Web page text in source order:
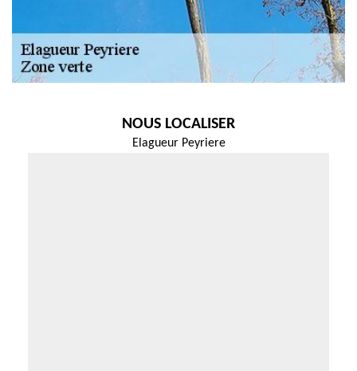
NOUS LOCALISER
Elagueur Peyriere